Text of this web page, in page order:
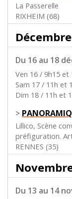
La Passerelle
RIXHEIM (68)
Du 16 au 18
Ven 16 / 9h15 et
Sam 17 / 11h et
Dim 18 / 11h et
>
Lillico, Scène
préfiguration.
RENNES (35)
Du 13 au 14